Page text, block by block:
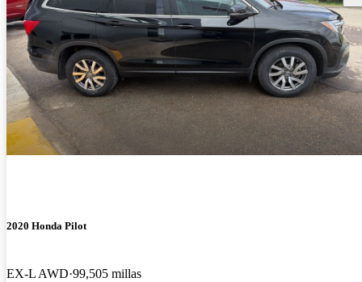
2020 Honda Pilot
EX-L AWD 99,505 millas